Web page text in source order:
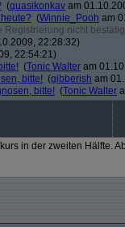
(quasikonkav am
(Winnie_Pooh am
Registrierung nicht
22:28:32)
22:54:21)
(Tonic Walter am
bitte! (gibberish am
bitte! (Tonic Walter
in der zweiten Hälfte.